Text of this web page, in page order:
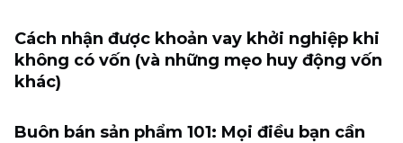
Cách nhận được khoản vay khởi nghiệp khi
không có vốn (và những mẹo huy động vốn
khác)
Buôn bán sản phẩm 101: Mọi điều bạn cần